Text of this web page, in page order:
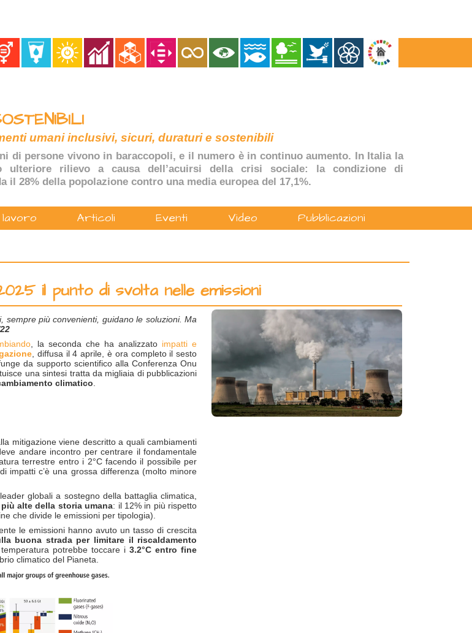
umani inclusivi, sicuri, duraturi e sostenibili
di persone vivono in baraccopoli, e il numero è in continuo aumento. In Italia la
ulteriore rilievo a causa dell’acuirsi della crisi sociale: la condizione di
il 28% della popolazione contro una media europea del 17,1%.
Articoli Eventi Video Pubblicazioni
il punto di svolta nelle emissioni
sempre più convenienti, guidano le soluzioni. Ma
, la seconda che ha analizzato impatti e
, diffusa il 4 aprile, è ora completo il sesto
da supporto scientifico alla Conferenza Onu
una sintesi tratta da migliaia di pubblicazioni
climatico
mitigazione viene descritto a quali cambiamenti
andare incontro per centrare il fondamentale
terrestre entro i 2°C facendo il possibile per
impatti c’è una grossa differenza (molto minore
globali a sostegno della battaglia climatica,
alte della storia umana: il 12% in più rispetto
che divide le emissioni per tipologia).
le emissioni hanno avuto un tasso di crescita
buona strada per limitare il riscaldamento
temperatura potrebbe toccare i3.2°C entro fine
climatico del Pianeta.